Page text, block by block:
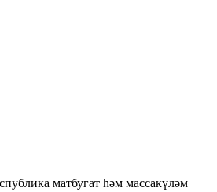
матбугат һәм массакүләм